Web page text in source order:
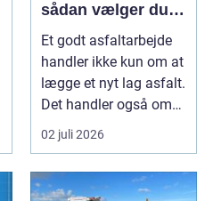
sådan vælger du
den rette
samarbejdspartner
Et godt asfaltarbejde
handler ikke kun om at
lægge et nyt lag asfalt.
Det handler også om
planlægnin...
02 juli 2026